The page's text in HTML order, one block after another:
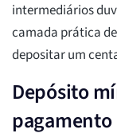
intermediários
camada prática
depositar um
Depósito
pagamento